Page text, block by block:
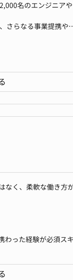
期待しています。
あり、
名のエンジニアや
さらなる事業提携や
、多様な領域の経験
計処理、さらには会
ンバーを率いるマネ
なく、柔軟な働き方
わった経験が必須ス